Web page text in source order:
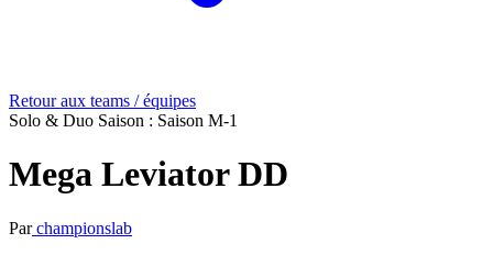
Retour aux teams / équipes
Solo & Duo Saison : Saison M-1
Mega Leviator DD
Parchampionslab